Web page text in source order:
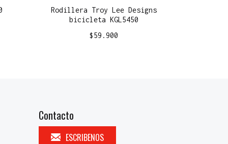
Rodillera Troy Lee Designs
bicicleta KGL5450
$59.900
Contacto
ESCRIBENOS